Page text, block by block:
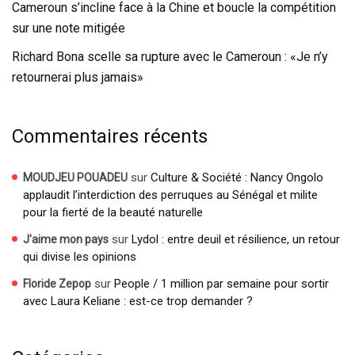
Cameroun s’incline face à la Chine et boucle la compétition
sur une note mitigée
Richard Bona scelle sa rupture avec le Cameroun : «Je n’y
retournerai plus jamais»
Commentaires récents
MOUDJEU POUADEU sur Culture & Société : Nancy Ongolo
applaudit l’interdiction des perruques au Sénégal et milite
pour la fierté de la beauté naturelle
J'aime mon pays sur Lydol : entre deuil et résilience, un retour
qui divise les opinions
Floride Zepop sur People / 1 million par semaine pour sortir
avec Laura Keliane : est-ce trop demander ?